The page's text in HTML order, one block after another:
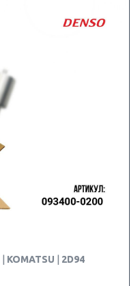
KOMATSU 2D94